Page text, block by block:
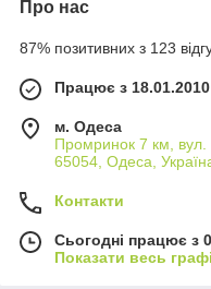
Про нас
87% позитивних з 123
Працює з 18.01.2010
м. Одеса
Промринок 7 км,
65054, Одеса,
Контакти
Сьогодні працює з
Показати весь